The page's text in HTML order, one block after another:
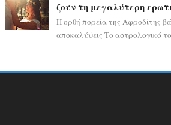
ζουν τη μεγαλύτερη
Η ορθή πορεία της Αφροδίτης
αποκαλύψεις Το αστρολογικό